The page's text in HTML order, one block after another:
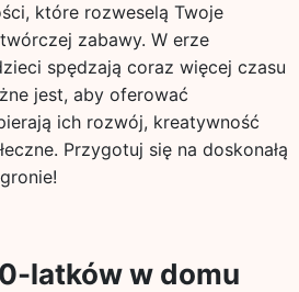
które rozweselą Twoje
zabawy. W erze
spędzają coraz więcej czasu
jest, aby oferować
ich rozwój, kreatywność
Przygotuj się na doskonałą
latków w domu